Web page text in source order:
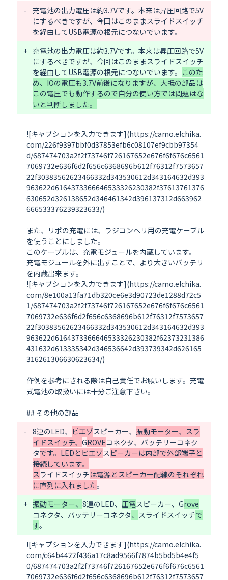
-
充電池の出力電圧は約3.7Vです。本来は昇圧回路で5V
にするべきですが、今回はこのままスライドスイッチ
を経由してUSB電源の根元につないでいます。
+ 充電池の出力電圧は約3.7Vです。本来は昇圧回路で5V
にするべきですが、今回はこのままスライドスイッチ
を経由してUSB電源の根元につないでいます。 このた
め、IOの電圧も3.7V前後になりますが、大抵の部品は
この電圧でも動作するので自分の使い方では問題はな
いと判断しました。
![キャプションを入力できます](https://camo.elchika.
com/226f9397bbf0d37853efb6c08107ef9cbb97354
d/687474703a2f2f73746f726167652e676f6f676c6561
7069732e636f6d2f656c6368696b612f76312f7573657
22f30383562623466332d343530612d343164632d393
963622d6164373366646533326230382f37613761376
630652d326138652d346461342d396137312d663962
666533376239323633/)
また、リポの充電には、ラジコンヘリ用の充電ケーブル
を使うことにしました。
このケーブルは、充電モジュールを内蔵しています。
充電モジュールを外に出すことで、より大きいバッテリ
を内蔵出来ます。
![キャプションを入力できます](https://camo.elchika.
com/8e100a13fa71db320ce6e3d90723de1288d72c5
1/687474703a2f2f73746f726167652e676f6f676c6561
7069732e636f6d2f656c6368696b612f76312f7573657
22f30383562623466332d343530612d343164632d393
963622d6164373366646533326230382f62373231386
431632d613335342d346536642d393739342d626165
316261306630623634/)
作例を参考にされる際は自己責任でお願いします。充電
式電池の取扱いには十分ご注意下さい。
-
8連のLED、 ピエゾスピーカー、 振動モーター、スラ
イドスイッチ、 GROVEコネクタ、バッテリーコネク
タです。LEDとピエゾスピーカーは内部で外部端子と
接続しています。
スライドスイッチは電源とスピーカー配線のそれぞれ
に直列に入れました
+ 振動モーター、 8連のLED、 圧電スピーカー、 Grove
コネクタ、バッテリーコネクタ、 スライドスイッチで
す
![キャプションを入力できます](https://camo.elchika.
com/c64b4422f436a17c8ad9566f7874b5bd5b4e4f5
0/687474703a2f2f73746f726167652e676f6f676c6561
7069732e636f6d2f656c6368696b612f76312f7573657